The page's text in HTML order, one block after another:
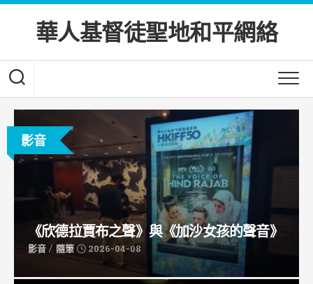
Skip
content華人基督徒聖地和平網絡
《欣德拉賈布之聲》與《加沙女孩的聲音》
影音 / 隨筆 2026-04-08
影音